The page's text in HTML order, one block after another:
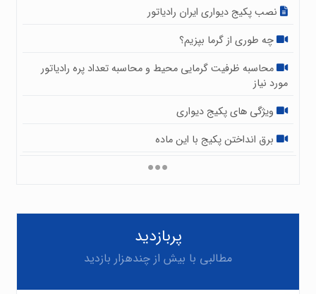
نصب پکیج دیواری ایران رادیاتور
چه طوری از گرما بپزیم؟
محاسبه ظرفیت گرمایی محیط و محاسبه تعداد پره رادیاتور
مورد نیاز
ویژگی های پکیج دیواری
برق انداختن پکیج با این ماده
پربازدید
مطالبی با بیش از چندهزار بازدید